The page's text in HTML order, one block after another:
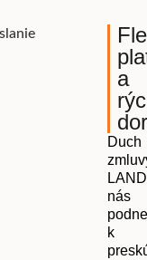
a
Duch
nás
k